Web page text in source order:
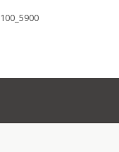
100_5900